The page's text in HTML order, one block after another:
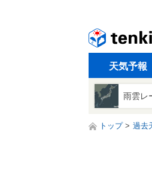
天気予報
雨雲レ
トップ 過去